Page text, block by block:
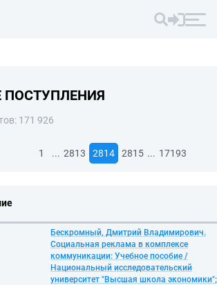
ПОСТУПЛЕНИЯ
171 926
1 ... 2813 2814 2815 ... 17193
Бескромный, Дмитрий Владимирович.
Социальная реклама в комплексе
коммуникации: Учебное пособие /
Национальный исследовательский
университет "Высшая школа экономики";